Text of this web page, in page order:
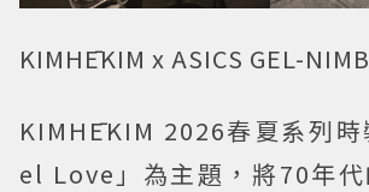
KIMHĒKIM x ASICS GEL-
KIMHĒKIM 2026春夏系列
el Love」為主題，將70年